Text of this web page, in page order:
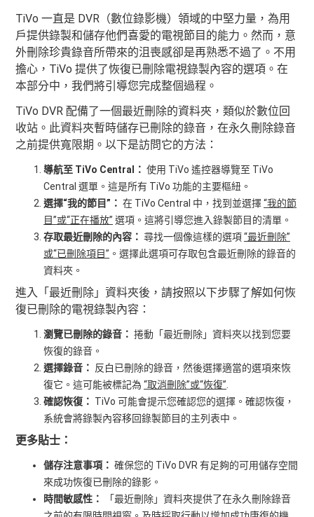
TiVo 一直是 DVR（數位錄影機）領域的中堅力量，為用
戶提供錄製和儲存他們喜愛的電視節目的能力。然而，意
外刪除珍貴錄音所帶來的沮喪感卻是再熟悉不過了。不用
擔心，TiVo 提供了恢復已刪除電視錄製內容的選項。在
本部分中，我們將引導您完成整個過程。
TiVo DVR 配備了一個最近刪除的資料夾，類似於數位回
收站。此資料夾暫時儲存已刪除的錄音，在永久刪除錄音
之前提供寬限期。以下是訪問它的方法：
導航至 TiVo Central： 使用 TiVo 遙控器導覽至 TiVo
Central 選單。這是所有 TiVo 功能的主要樞紐。
選擇“我的節目”： 在 TiVo Central 中，找到並選擇“我的節
目”或“正在播放” 選項。這將引導您進入錄製節目的清單。
存取最近刪除的內容： 尋找一個像這樣的選項“最近刪除”
或“已刪除項目” 。選擇此選項可存取包含最近刪除的錄音的
資料夾。
進入「最近刪除」資料夾後，請按照以下步驟了解如何恢
復已刪除的電視錄製內容：
瀏覽已刪除的錄音： 捲動「最近刪除」資料夾以找到您要
恢復的錄音。
選擇錄音： 反白已刪除的錄音，然後選擇適當的選項來恢
復它。這可能被標記為“取消刪除”或“恢復”
確認恢復： TiVo 可能會提示您確認您的選擇。確認恢復，
系統會將錄製內容移回錄製節目的主列表中。
更多貼士：
儲存注意事項： 確保您的 TiVo DVR 有足夠的可用儲存空間
來成功恢復已刪除的錄影。
時間敏感性：
「最近刪除」資料夾提供了在永久刪除錄音